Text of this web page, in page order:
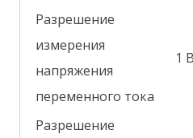
Разрешение
измерения
напряжения
переменного тока
1
Разрешение